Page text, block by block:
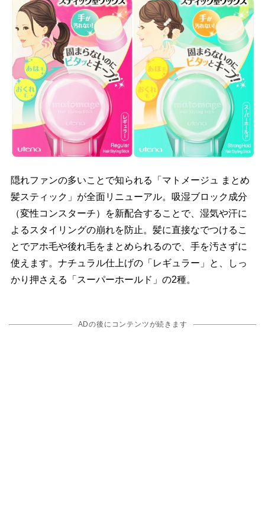
隠れファンの多いことで知られる「マトメージュ まとめ
髪スティック」が全面リニューアル。吸湿ブロック成分
（変性コンスターチ）を新配合することで、湿気や汗に
よるスタイリングの崩れを防止。髪に直接なでつけるこ
とでアホ毛や後れ毛をまとめられるので、手を汚さずに
使えます。ナチュラル仕上げの「レギュラー」と、しっ
かり押さえる「スーパーホールド」の2種。
ADの後にコンテンツが続きます